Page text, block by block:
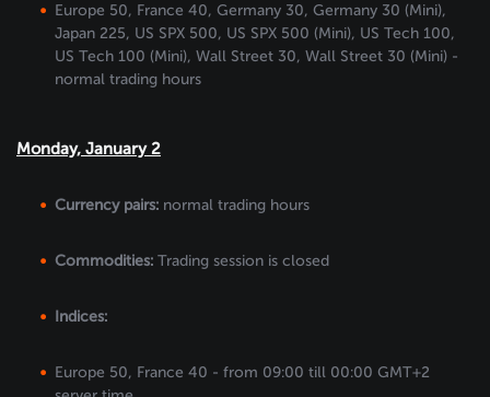
Europe 50, France 40, Germany 30, Germany 30 (Mini),
Japan 225, US SPX 500, US SPX 500 (Mini), US Tech 100,
US Tech 100 (Mini), Wall Street 30, Wall Street 30 (Mini) -
normal trading hours
Monday, January 2
Currency pairs: normal trading hours
Commodities: Trading session is closed
Indices:
Europe 50, France 40 - from 09:00 till 00:00 GMT+2